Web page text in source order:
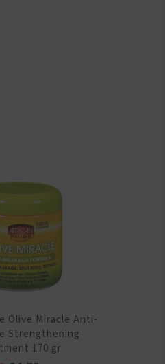
Olive Miracle Anti-
Strengthening
170 gr